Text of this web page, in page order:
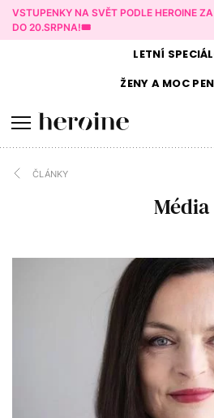
VSTUPENKY NA SVĚT PODLE HEROINE
DO 20.SRPNA!🎟️
LETNÍ SPECIÁL
ŽENY AMOC
ČLÁNKY
Média